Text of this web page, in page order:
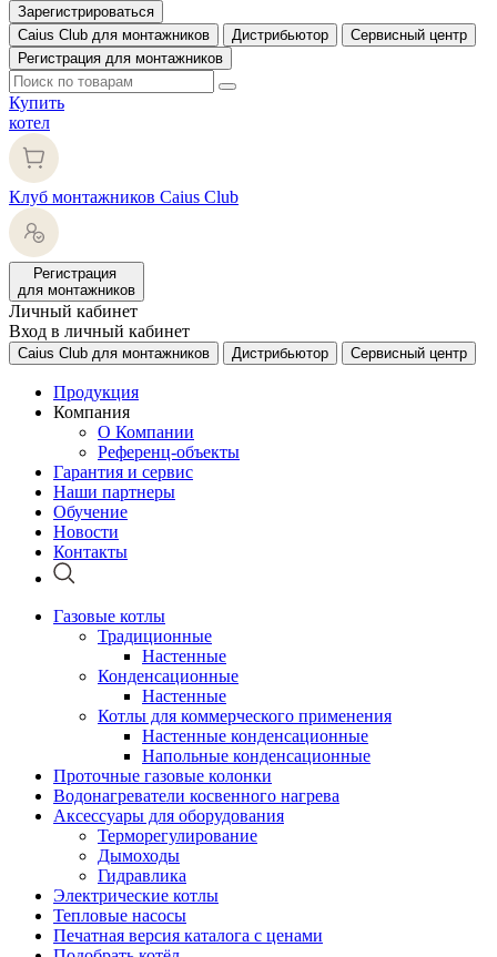
Зарегистрироваться
Caius Club для монтажников
Дистрибьютор
Сервисный центр
Регистрация для монтажников
Купить
котел
Клуб монтажников Caius Club
Регистрация
для монтажников
Личный кабинет
Вход в личный кабинет
Caius Club для монтажников Дистрибьютор Сервисный центр
Продукция
Компания
О Компании
Референц-объекты
Гарантия и сервис
Наши партнеры
Обучение
Новости
Контакты
Газовые котлы
Традиционные
Настенные
Конденсационные
Настенные
Котлы для коммерческого применения
Настенные конденсационные
Напольные конденсационные
Проточные газовые колонки
Водонагреватели косвенного нагрева
Аксессуары для оборудования
Терморегулирование
Дымоходы
Гидравлика
Электрические котлы
Тепловые насосы
Печатная версия каталога с ценами